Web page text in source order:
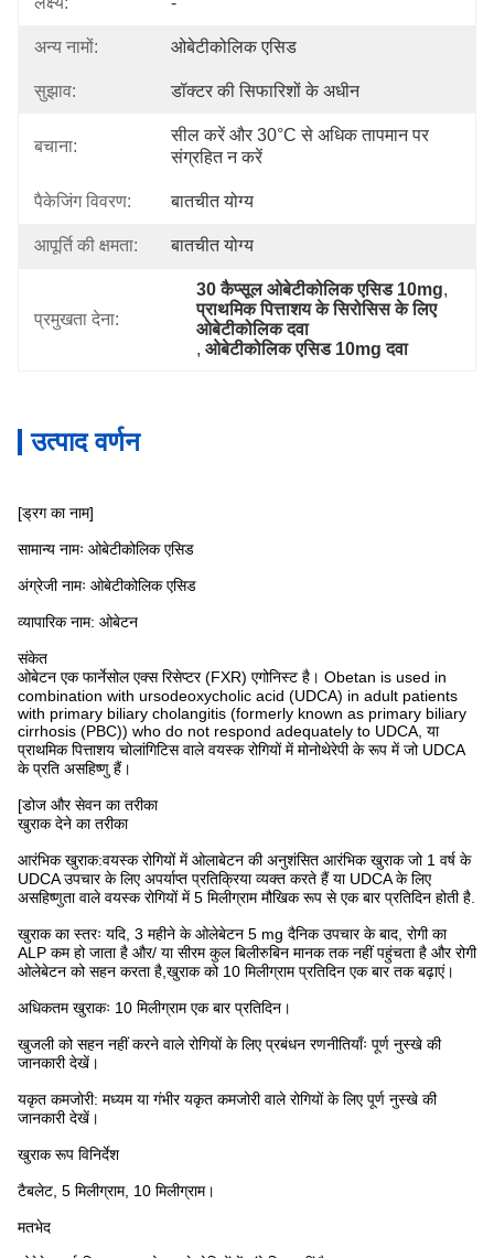
अन्य नामों: ओबेटीकोलिक एसिड
सुझाव: डॉक्टर की सिफारिशों के अधीन
बचाना:
सील करें और 30°C से अधिक तापमान पर
संग्रहित न करें
पैकेजिंग विवरण: बातचीत योग्य
आपूर्ति की क्षमता: बातचीत योग्य
प्रमुखता देना:
30 कैप्सूल ओबेटीकोलिक एसिड 10mg,
प्राथमिक पित्ताशय के सिरोसिस के लिए
ओबेटीकोलिक दवा
, ओबेटीकोलिक एसिड 10mg दवा
उत्पाद वर्णन
[ड्रग का नाम]
सामान्य नामः ओबेटीकोलिक एसिड
अंग्रेजी नामः ओबेटीकोलिक एसिड
व्यापारिक नाम: ओबेटन
संकेत
ओबेटन एक फार्नेसोल एक्स रिसेप्टर (FXR) एगोनिस्ट है। Obetan is used in
combination with ursodeoxycholic acid (UDCA) in adult patients
with primary biliary cholangitis (formerly known as primary biliary
cirrhosis (PBC)) who do not respond adequately to UDCA, या
प्राथमिक पित्ताशय चोलांगिटिस वाले वयस्क रोगियों में मोनोथेरेपी के रूप में जो UDCA
के प्रति असहिष्णु हैं।
[डोज और सेवन का तरीका
खुराक देने का तरीका
आरंभिक खुराक:वयस्क रोगियों में ओलाबेटन की अनुशंसित आरंभिक खुराक जो 1 वर्ष के
UDCA उपचार के लिए अपर्याप्त प्रतिक्रिया व्यक्त करते हैं या UDCA के लिए
असहिष्णुता वाले वयस्क रोगियों में 5 मिलीग्राम मौखिक रूप से एक बार प्रतिदिन होती है.
खुराक का स्तरः यदि, 3 महीने के ओलेबेटन 5 mg दैनिक उपचार के बाद, रोगी का
ALP कम हो जाता है और/ या सीरम कुल बिलीरुबिन मानक तक नहीं पहुंचता है और रोगी
ओलेबेटन को सहन करता है,खुराक को 10 मिलीग्राम प्रतिदिन एक बार तक बढ़ाएं।
अधिकतम खुराकः 10 मिलीग्राम एक बार प्रतिदिन।
खुजली को सहन नहीं करने वाले रोगियों के लिए प्रबंधन रणनीतियाँः पूर्ण नुस्खे की
जानकारी देखें।
यकृत कमजोरी: मध्यम या गंभीर यकृत कमजोरी वाले रोगियों के लिए पूर्ण नुस्खे की
जानकारी देखें।
खुराक रूप विनिर्देश
टैबलेट, 5 मिलीग्राम, 10 मिलीग्राम।
मतभेद